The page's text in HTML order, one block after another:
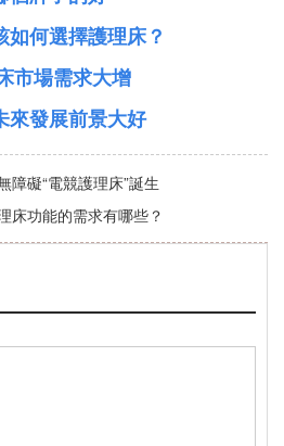
何選擇護理床？
市場需求大增
來發展前景大好
障礙“電競護理床”誕生
床功能的需求有哪些？